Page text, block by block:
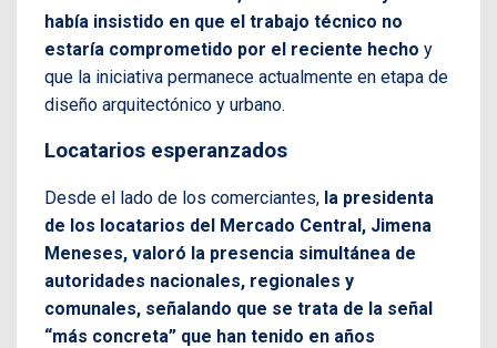
había insistido en que el trabajo técnico no
estaría comprometido por el reciente hecho y
que la iniciativa permanece actualmente en etapa de
diseño arquitectónico y urbano.
Locatarios esperanzados
Desde el lado de los comerciantes, la presidenta
de los locatarios del Mercado Central, Jimena
Meneses, valoró la presencia simultánea de
autoridades nacionales, regionales y
comunales, señalando que se trata de la señal
“más concreta” que han tenido en años